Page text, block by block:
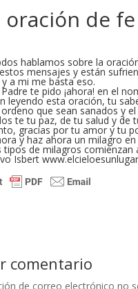
oración de
hablamos sobre la
mensajes y están
a mi me basta eso.
te pido ¡ahora! en el
leyendo esta oración, tu
ordeno que sean sanados y
te tu paz, de tu salud y de
gracias por tu amor y tu
y haz ahora un milagro
tipos de milagros
Isbert
comentario
de correo electrónico no